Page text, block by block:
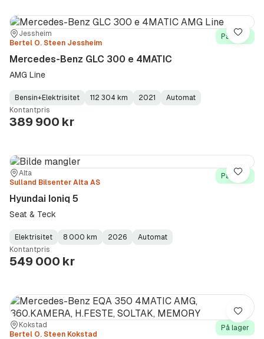
Sted:Jessheim
Forhandler:
Bertel O. Steen Jessheim
På lager
Mercedes-Benz GLC 300 e 4MATIC
AMG Line
Fuel
Type:
Bensin+Elektrisitet
Kilometerstand: 112 304 km
Model
Year:
2021
Gearbox
Type:
Automat
Kontantpris
389 900 kr
Lagre
Sted:
Alta
Forhandler:
Sulland Bilsenter Alta AS
På lager
Hyundai Ioniq 5
Seat & Teck
Fuel
Type:
Elektrisitet
Kilometerstand:
8 000 km
Model
Year:
2026
Gearbox
Type:
Automat
Kontantpris
549 000 kr
Lagre
Sted:Kokstad
Forhandler:
Bertel O. Steen Kokstad
På lager
Lagre